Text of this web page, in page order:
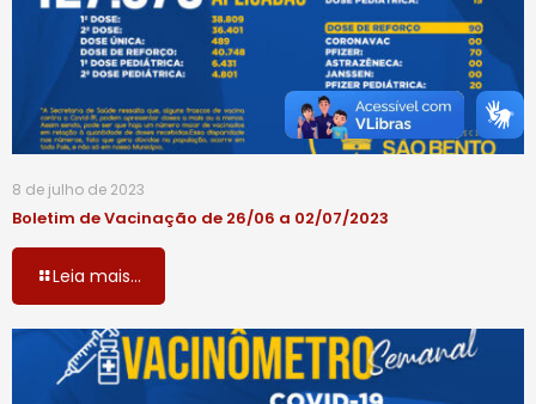
8 de julho de 2023
Boletim de Vacinação de 26/06 a 02/07/2023
Leia mais...